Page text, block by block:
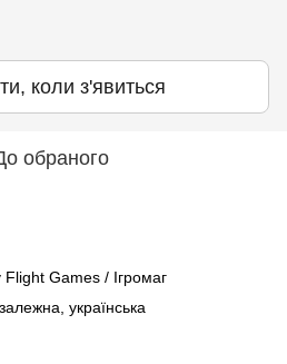
коли з'явиться
обраного
Flight Games / Ігромаг
українська